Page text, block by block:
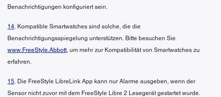
Benachrichtigungen konfiguriert sein.
14. Kompatible Smartwatches sind solche, die die
Benachrichtigungsspiegelung unterstützen. Bitte besuchen Sie
www.FreeStyle.Abbott, um mehr zur Kompatibilität von Smartwatches zu
erfahren.
15. Die FreeStyle LibreLink App kann nur Alarme ausgeben, wenn der
Sensor nicht zuvor mit dem FreeStyle Libre 2 Lesegerät gestartet wurde.